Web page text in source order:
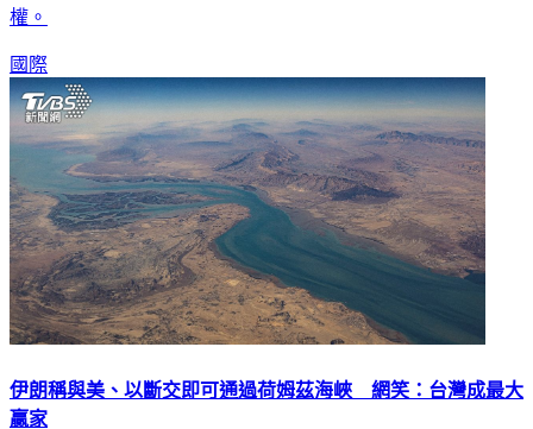
權。
國際
伊朗稱與美、以斷交即可通過荷姆茲海峽 網笑：台灣成最大
贏家